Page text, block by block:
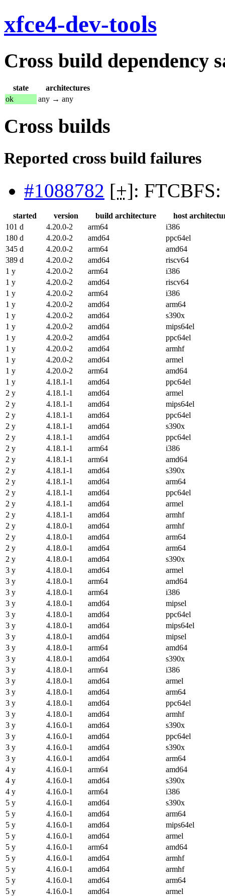
xfce4-dev-tools
Cross build dependency
state
architectures
ok
any → any
Cross builds
Reported cross build failures
#1088782 [+]: FTCBFS:
started version build architecture
host
101 d
4.20.0-2 arm64
i386
180 d
4.20.0-2 amd64
ppc64el
345 d
4.20.0-2 arm64
amd64
389 d
4.20.0-2 amd64
riscv64
1 y
4.20.0-2 arm64
i386
1 y
4.20.0-2 amd64
riscv64
1 y
4.20.0-2 arm64
i386
1 y
4.20.0-2 amd64
arm64
1 y
4.20.0-2 amd64
s390x
1 y
4.20.0-2 amd64
mips64el
1 y
4.20.0-2 amd64
ppc64el
1 y
4.20.0-2 amd64
armhf
1 y
4.20.0-2 amd64
armel
1 y
4.20.0-2 arm64
amd64
1 y
4.18.1-1 amd64
ppc64el
2 y
4.18.1-1 amd64
armel
2 y
4.18.1-1 amd64
mips64el
2 y
4.18.1-1 amd64
ppc64el
2 y
4.18.1-1 amd64
s390x
2 y
4.18.1-1 amd64
ppc64el
2 y
4.18.1-1 arm64
i386
2 y
4.18.1-1 arm64
amd64
2 y
4.18.1-1 amd64
s390x
2 y
4.18.1-1 amd64
arm64
2 y
4.18.1-1 amd64
ppc64el
2 y
4.18.1-1 amd64
armel
2 y
4.18.1-1 amd64
armhf
2 y
4.18.0-1 amd64
armhf
2 y
4.18.0-1 amd64
arm64
2 y
4.18.0-1 amd64
arm64
2 y
4.18.0-1 amd64
s390x
3 y
4.18.0-1 amd64
armel
3 y
4.18.0-1 arm64
amd64
3 y
4.18.0-1 arm64
i386
3 y
4.18.0-1 amd64
mipsel
3 y
4.18.0-1 amd64
ppc64el
3 y
4.18.0-1 amd64
mips64el
3 y
4.18.0-1 amd64
mipsel
3 y
4.18.0-1 arm64
amd64
3 y
4.18.0-1 amd64
s390x
3 y
4.18.0-1 arm64
i386
3 y
4.18.0-1 amd64
armel
3 y
4.18.0-1 amd64
arm64
3 y
4.18.0-1 amd64
ppc64el
3 y
4.18.0-1 amd64
armhf
3 y
4.16.0-1 amd64
s390x
3 y
4.16.0-1 amd64
ppc64el
3 y
4.16.0-1 amd64
s390x
3 y
4.16.0-1 amd64
arm64
4 y
4.16.0-1 arm64
amd64
4 y
4.16.0-1 amd64
s390x
4 y
4.16.0-1 arm64
i386
5 y
4.16.0-1 amd64
s390x
5 y
4.16.0-1 amd64
arm64
5 y
4.16.0-1 amd64
mips64el
5 y
4.16.0-1 amd64
armel
5 y
4.16.0-1 arm64
amd64
5 y
4.16.0-1 amd64
armhf
5 y
4.16.0-1 amd64
armhf
5 y
4.16.0-1 amd64
arm64
5 y
4.16.0-1 amd64
armel